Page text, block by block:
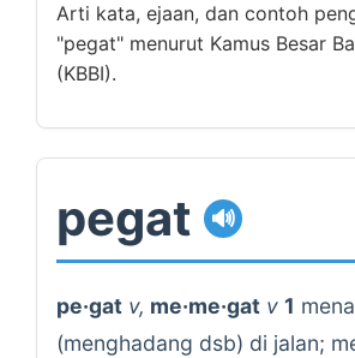
Arti kata, ejaan, dan contoh
"pegat" menurut Kamus Besar
(KBBI).
pegat 🔊
pe·gat v, me·me·gat v 1
(menghadang dsb) di jalan;